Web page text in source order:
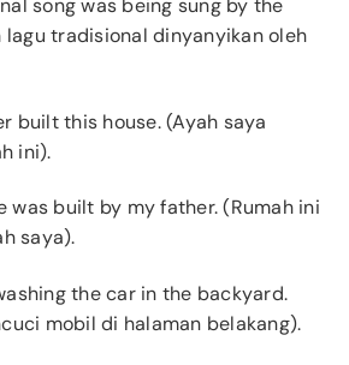
song was being sung by the
lagu tradisional dinyanyikan oleh
built this house. (Ayah saya
ini).
was built by my father. (Rumah ini
saya).
the car in the backyard.
mobil di halaman belakang).